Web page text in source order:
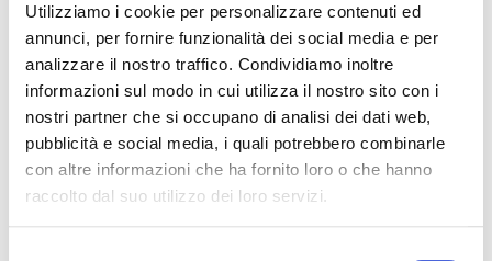
Utilizziamo i cookie per personalizzare contenuti ed
annunci, per fornire funzionalità dei social media e per
analizzare il nostro traffico. Condividiamo inoltre
informazioni sul modo in cui utilizza il nostro sito con i
nostri partner che si occupano di analisi dei dati web,
pubblicità e social media, i quali potrebbero combinarle
con altre informazioni che ha fornito loro o che hanno
raccolto dal suo utilizzo dei loro servizi.
Le micro, piccole e medie imprese con sede legale
e/o operativa in Emilia-Romagna;
Le aziende sanitarie e Irccs della Regione Emilia-
Romagna
Entità del contributo
La dotazione finanziaria complessiva ammonta a